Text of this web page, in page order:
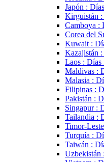
Japón :
Kirguistán :
Camboya :
Corea del
Kuwait :
Kazajistán
Laos : Días
Maldivas :
Malasia :
Filipinas :
Pakistán :
Singapur :
Tailandia :
Timor-
Turquía :
Taiwán :
Uzbekistán